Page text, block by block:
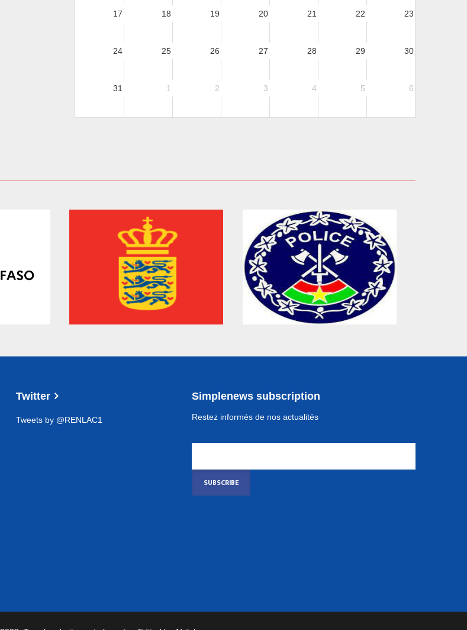
17 18 19 20 21 22 23
24 25 26 27 28 29 30
31 1 2 3 4 5 6
Twitter
Tweets by @RENLAC1
Simplenews subscription
Restez informés de nos actualités